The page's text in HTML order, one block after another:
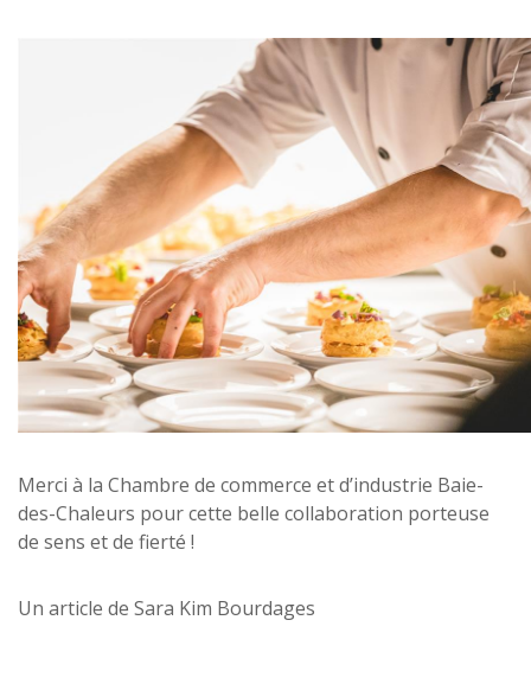
Merci à la Chambre de commerce et d’industrie Baie-
des-Chaleurs pour cette belle collaboration porteuse
de sens et de fierté !
Un article de Sara Kim Bourdages